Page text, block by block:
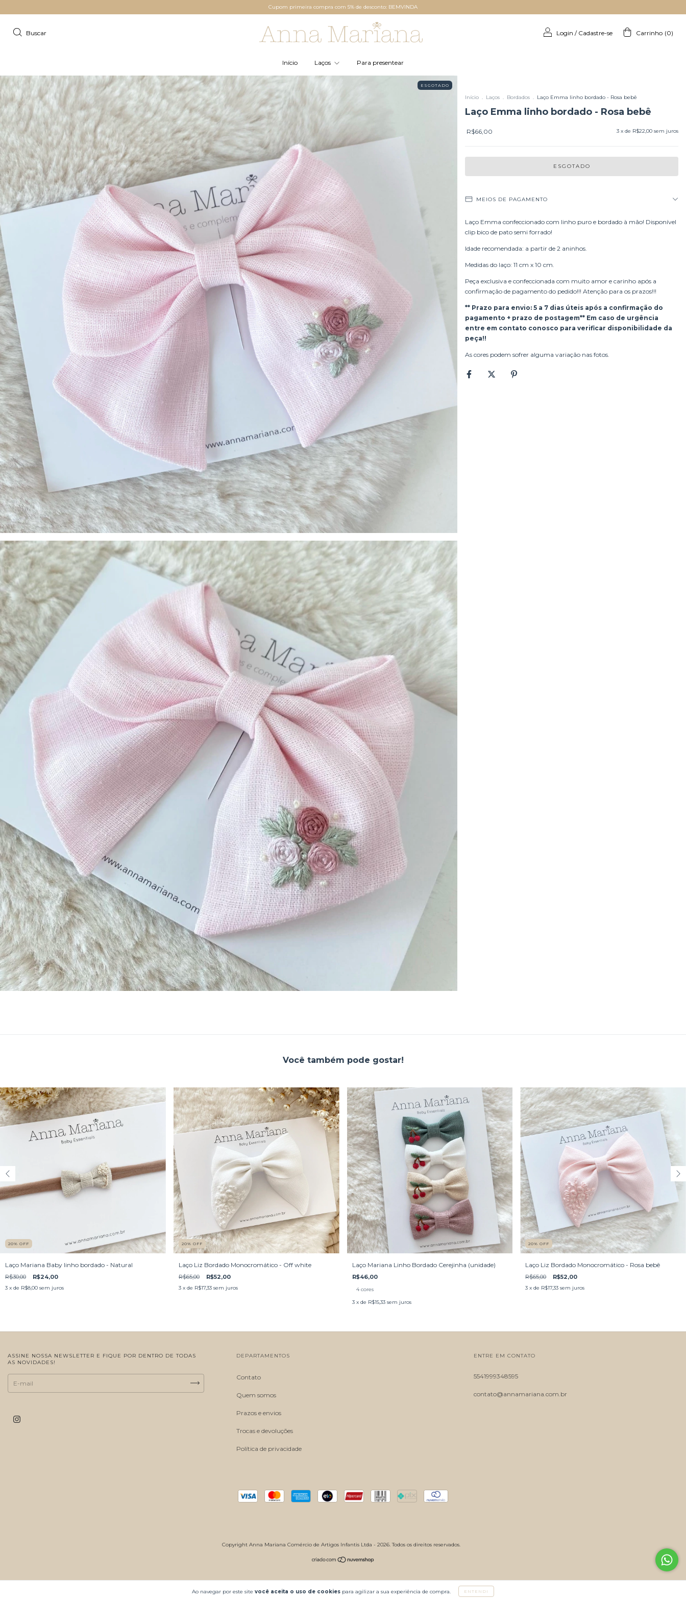
Cupom primeira compra com 5% de desconto: BEMVINDA
Buscar Login / Cadastre-se Carrinho (0)
Início Laços Para presentear
Ao navegar por este site você aceita o uso de cookies para agilizar a sua experiência de compra. ENTENDI
ESGOTADO
Início . Laços . Bordados . Laço Emma linho bordado - Rosa bebê
Laço Emma linho bordado - Rosa bebê
R$66,00 3 x de R$22,00 sem juros
MEIOS DE PAGAMENTO
Laço Emma confeccionado com linho puro e bordado à mão! Disponível
clip bico de pato semi forrado!
Idade recomendada: a partir de 2 aninhos.
Medidas do laço: 11 cm x 10 cm.
Peça exclusiva e confeccionada com muito amor e carinho após a
confirmação de pagamento do pedido!!! Atenção para os prazos!!!
** Prazo para envio: 5 a 7 dias úteis após a confirmação do
pagamento + prazo de postagem** Em caso de urgência
entre em contato conosco para verificar disponibilidade da
peça!!
As cores podem sofrer alguma variação nas fotos.
Você também pode gostar!
20% OFF
Laço Mariana Baby linho bordado - Natural
R$30,00 R$24,00
3 x de R$8,00 sem juros
20% OFF
Laço Liz Bordado Monocromático - Off white
R$65,00 R$52,00
3 x de R$17,33 sem juros
Laço Mariana Linho Bordado Cerejinha (unidade)
R$46,00
4 cores
3 x de R$15,33 sem juros
20%OFF
Laço Liz Bordado Monocromático - Rosa bebê
R$65,00 R$52,00
3 x de R$17,33 sem juros
ASSINE NOSSA NEWSLETTER E FIQUE POR DENTRO DE TODAS
AS NOVIDADES!
DEPARTAMENTOS
Contato
Quem somos
Prazos e envios
Trocas e devoluções
Política de privacidade
ENTRE EM CONTATO
5541999348595
contato@annamariana.com.br
Copyright Anna Mariana Comércio de Artigos Infantis Ltda - 2026. Todos os direitos reservados.